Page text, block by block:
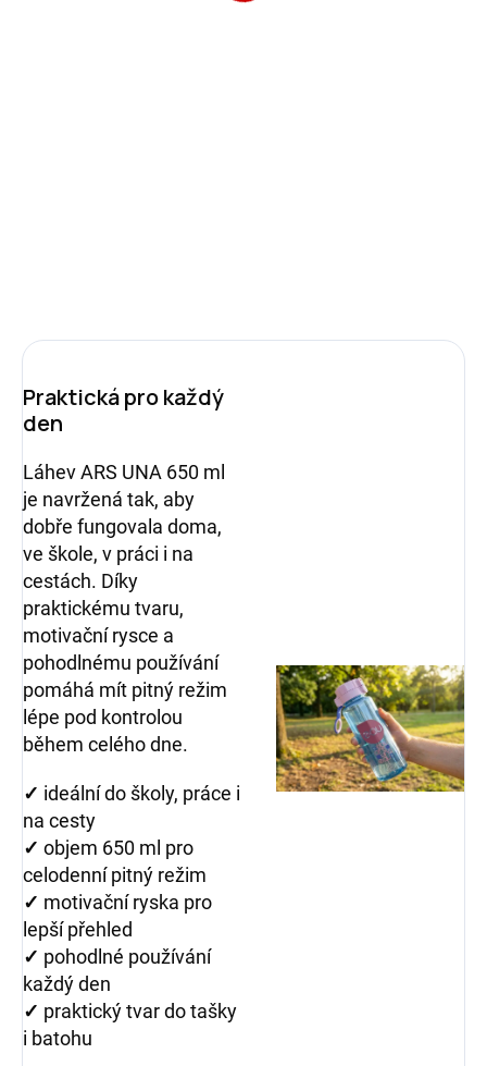
Praktická pro každý
den
Láhev ARS UNA 650 ml
je navržená tak, aby
dobře fungovala doma,
ve škole, v práci i na
cestách. Díky
praktickému tvaru,
motivační rysce a
pohodlnému používání
pomáhá mít pitný režim
lépe pod kontrolou
během celého dne.
✓ ideální do školy, práce i
na cesty
✓ objem 650 ml pro
celodenní pitný režim
✓ motivační ryska pro
lepší přehled
✓ pohodlné používání
každý den
✓ praktický tvar do tašky
i batohu